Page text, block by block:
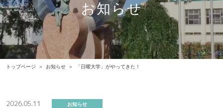
お知らせ
トップページ お知らせ 「日曜大学」がやってきた！
2026.05.11 お知らせ